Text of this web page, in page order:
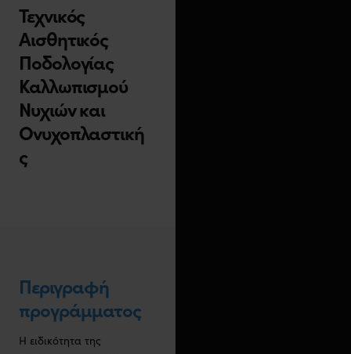
Τεχνικός
Αισθητικός
Ποδολογίας
Καλλωπισμού
Νυχιών και
Ονυχοπλαστική
ς
Περιγραφή
προγράμματος
Η ειδικότητα της